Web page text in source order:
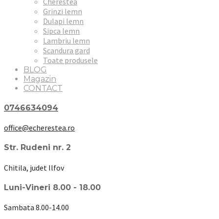
Grinzi lemn
Dulapi lemn
Sipca lemn
Lambriu lemn
Scandura gard
Toate produsele
BLOG
Magazin
CONTACT
0746634094
office@echerestea.ro
Str. Rudeni nr. 2
Chitila, judet Ilfov
Luni-Vineri 8.00 - 18.00
Sambata 8.00-14.00